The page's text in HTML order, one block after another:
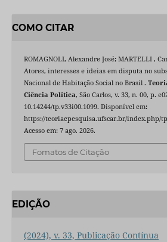
COMO CITAR
ROMAGNOLI, Alexandre José; MARTELLI ,
Atores, interesses e ideias em disputa no
Nacional de Habitação Social no Brasil .
Ciência Política, São Carlos, v. 33, n. 00, p.
10.14244/tp.v33i00.1099. Disponível em:
https://teoriaepesquisa.ufscar.br/index.php/
Acesso em: 7 ago. 2026.
Fomatos de Citação
EDIÇÃO
(2024), v. 33, Publicação Contínua